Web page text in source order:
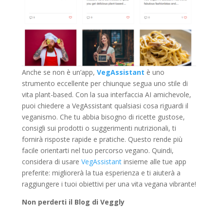
Anche se non è un’app, VegAssistant è uno
strumento eccellente per chiunque segua uno stile di
vita plant-based. Con la sua interfaccia AI amichevole,
puoi chiedere a VegAssistant qualsiasi cosa riguardi il
veganismo. Che tu abbia bisogno di ricette gustose,
consigli sui prodotti o suggerimenti nutrizionali, ti
fornirà risposte rapide e pratiche. Questo rende più
facile orientarti nel tuo percorso vegano. Quindi,
considera di usare VegAssistantinsieme alle tue app
preferite: migliorerà la tua esperienza e ti aiuterà a
raggiungere i tuoi obiettivi per una vita vegana vibrante!
Non perderti il Blog di Veggly